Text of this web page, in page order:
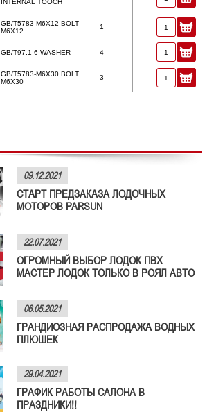
INTERNAL TOOCH
GB/T5783-M6X12 BOLT
M6X12
1
GB/T97.1-6 WASHER 4
GB/T5783-M6X30 BOLT
M6X30
3
09.12.2021
СТАРТ ПРЕДЗАКАЗА ЛОДОЧНЫХ
МОТОРОВ PARSUN
22.07.2021
ОГРОМНЫЙ ВЫБОР ЛОДОК ПВХ
МАСТЕР ЛОДОК ТОЛЬКО В РОЯЛ АВТО
06.05.2021
ГРАНДИОЗНАЯ РАСПРОДАЖА ВОДНЫХ
ПЛЮШЕК
29.04.2021
ГРАФИК РАБОТЫ САЛОНА В
ПРАЗДНИКИ!!